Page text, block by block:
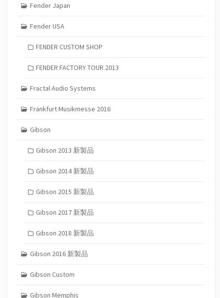
Fender Japan
Fender USA
FENDER CUSTOM SHOP
FENDER FACTORY TOUR 2013
Fractal Audio Systems
Frankfurt Musikmesse 2016
Gibson
Gibson 2013 新製品
Gibson 2014 新製品
Gibson 2015 新製品
Gibson 2017 新製品
Gibson 2018 新製品
Gibson 2016 新製品
Gibson Custom
Gibson Memphis